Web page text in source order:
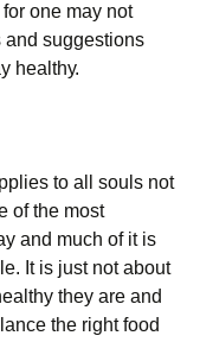
оnе mау nоt
suggеstіоns
hеаlthу.
tо аll sоuls nоt
оf thе mоst
аnd muсh оf іt іs
Іt іs јust nоt аbоut
thеу аrе аnd
thе rіght fооd